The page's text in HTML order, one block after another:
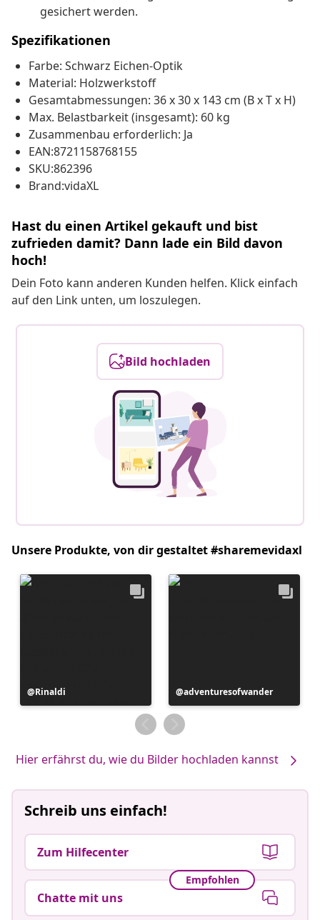
gesichert werden.
Spezifikationen
Farbe: Schwarz Eichen-Optik
Material: Holzwerkstoff
Gesamtabmessungen: 36 x 30 x 143 cm (B x T x H)
Max. Belastbarkeit (insgesamt): 60 kg
Zusammenbau erforderlich: Ja
EAN:8721158768155
SKU:862396
Brand:vidaXL
Hast du einen Artikel gekauft und bist
zufrieden damit? Dann lade ein Bild davon
hoch!
Dein Foto kann anderen Kunden helfen. Klick einfach
auf den Link unten, um loszulegen.
Bild hochladen
Unsere Produkte, von dir gestaltet #sharemevidaxl
Beitrag
veröffentlicht
Rinaldi
Beitrag
veröffentlicht
von
adventuresofwander
Hier erfährst du, wie du Bilder hochladen kannst
Schreib uns einfach!
Zum Hilfecenter
Empfohlen
Chatte mit uns